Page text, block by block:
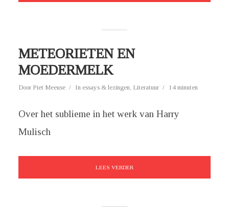
METEORIETEN EN
MOEDERMELK
Door Piet Meeuse In essays & lezingen, Literatuur 14 minuten
Over het sublieme in het werk van Harry
Mulisch
LEES VERDER